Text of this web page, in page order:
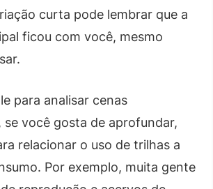
curta pode lembrar que a
ficou com você, mesmo
para analisar cenas
se você gosta de aprofundar,
relacionar o uso de trilhas a
Por exemplo, muita gente